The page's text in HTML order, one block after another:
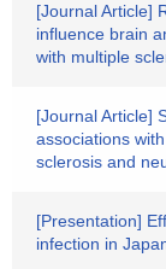
[Journal Article]
influence brain
with multiple
[Journal Article]
associations
sclerosis and
[Presentation]
infection in